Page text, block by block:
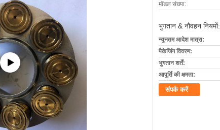
मॉडल संख्या:
भुगतान & नौवहन नियमों:
न्यूनतम आदेश मात्रा:
पैकेजिंग विवरण:
भुगतान शर्तें:
आपूर्ति की क्षमता:
संपर्क करें